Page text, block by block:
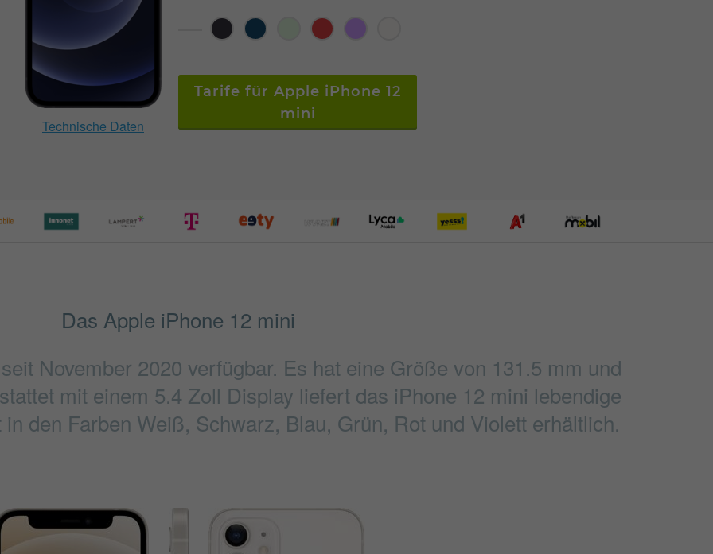
Technische Daten
Tarife für Apple iPhone 12
mini
Das Apple iPhone 12 mini
November 2020 verfügbar. Es hat eine Größe von 131.5 mm und
mit einem 5.4 Zoll Display liefert das iPhone 12 mini lebendige
den Farben Weiß, Schwarz, Blau, Grün, Rot und Violett erhältlich.